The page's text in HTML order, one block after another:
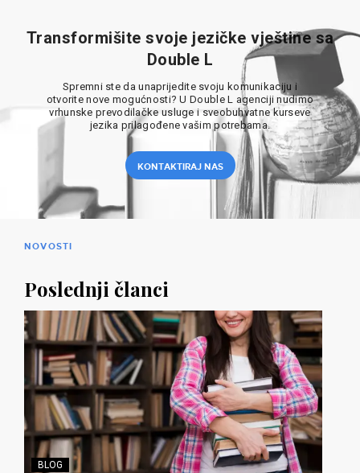
Transformišite svoje jezičke vještine sa
Double L
Spremni ste da unaprijedite svoju komunikaciju i
otvorite nove mogućnosti? U Double L agenciji nudimo
vrhunske prevodilačke usluge i sveobuhvatne kurseve
jezika prilagođene vašim potrebama.
KONTAKTIRAJ NAS
NOVOSTI
Poslednji članci
BLOG